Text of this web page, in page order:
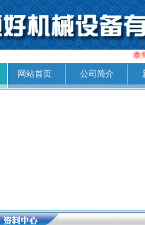
泰
网站首页
公司简介